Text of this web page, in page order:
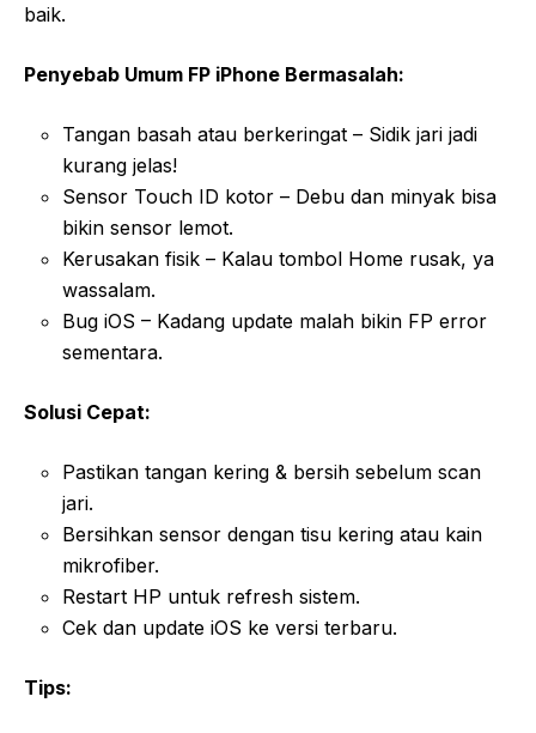
baik.
Penyebab Umum FP iPhone Bermasalah:
Tangan basah atau berkeringat – Sidik jari jadi
kurang jelas!
Sensor Touch ID kotor – Debu dan minyak bisa
bikin sensor lemot.
Kerusakan fisik – Kalau tombol Home rusak, ya
wassalam.
Bug iOS – Kadang update malah bikin FP error
sementara.
Solusi Cepat:
Pastikan tangan kering & bersih sebelum scan
jari.
Bersihkan sensor dengan tisu kering atau kain
mikrofiber.
Restart HP untuk refresh sistem.
Cek dan update iOS ke versi terbaru.
Tips: